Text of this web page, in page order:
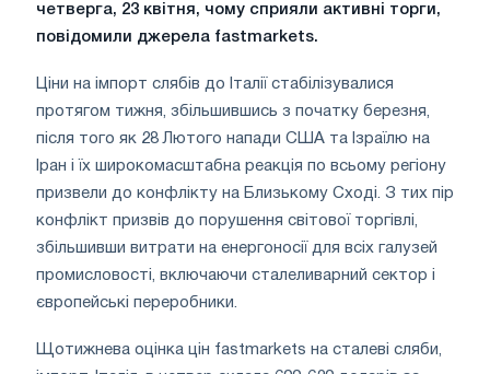
четверга, 23 квітня, чому сприяли активні торги,
повідомили джерела fastmarkets.
Ціни на імпорт слябів до Італії стабілізувалися
протягом тижня, збільшившись з початку березня,
після того як 28 Лютого напади США та Ізраїлю на
Іран і їх широкомасштабна реакція по всьому регіону
призвели до конфлікту на Близькому Сході. З тих пір
конфлікт призвів до порушення світової торгівлі,
збільшивши витрати на енергоносії для всіх галузей
промисловості, включаючи сталеливарний сектор і
європейські переробники.
Щотижнева оцінка цін fastmarkets на сталеві сляби,